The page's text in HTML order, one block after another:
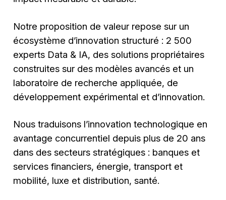
Notre proposition de valeur repose sur un
écosystème d’innovation structuré : 2 500
experts Data & IA, des solutions propriétaires
construites sur des modèles avancés et un
laboratoire de recherche appliquée, de
développement expérimental et d’innovation.
Nous traduisons l’innovation technologique en
avantage concurrentiel depuis plus de 20 ans
dans des secteurs stratégiques : banques et
services financiers, énergie, transport et
mobilité, luxe et distribution, santé.